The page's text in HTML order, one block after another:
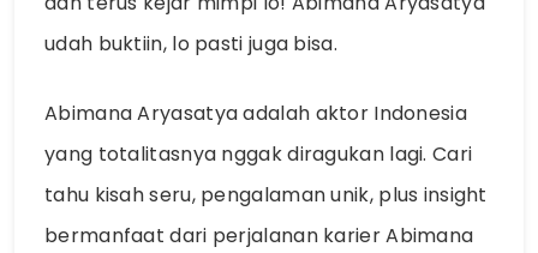
udah buktiin, lo pasti juga bisa.
Abimana Aryasatya adalah aktor Indonesia
yang totalitasnya nggak diragukan lagi. Cari
tahu kisah seru, pengalaman unik, plus insight
bermanfaat dari perjalanan karier Abimana